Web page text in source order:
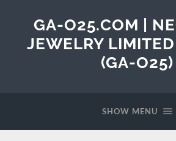
GA-O25.COM |
JEWELRY
(GA-O25)
SHOW MENU